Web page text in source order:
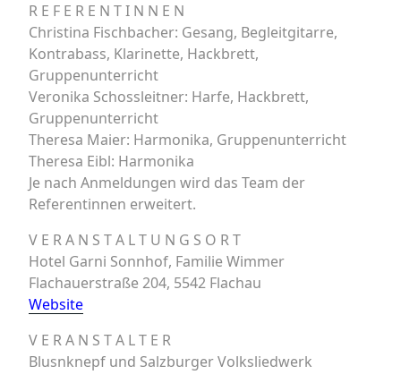
R E F E R E N T I N N E N
Christina Fischbacher: Gesang, Begleitgitarre,
Kontrabass, Klarinette, Hackbrett,
Gruppenunterricht
Veronika Schossleitner: Harfe, Hackbrett,
Gruppenunterricht
Theresa Maier: Harmonika, Gruppenunterricht
Theresa Eibl: Harmonika
Je nach Anmeldungen wird das Team der
Referentinnen erweitert.
V E R A N S T A L T U N G S O R T
Hotel Garni Sonnhof, Familie Wimmer
Flachauerstraße 204, 5542 Flachau
Website
V E R A N S T A L T E R
Blusnknepf und Salzburger Volksliedwerk